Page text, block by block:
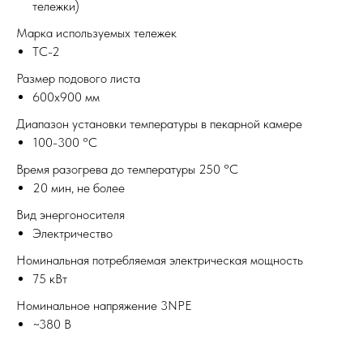
тележки)
Марка используемых тележек
ТС-2
Размер подового листа
600х900 мм
Диапазон установки температуры в пекарной камере
100-300 °С
Время разогрева до температуры 250 °С
20 мин, не более
Вид энергоносителя
Электричество
Номинальная потребляемая электрическая мощность
75 кВт
Номинальное напряжение 3NPE
~380 В